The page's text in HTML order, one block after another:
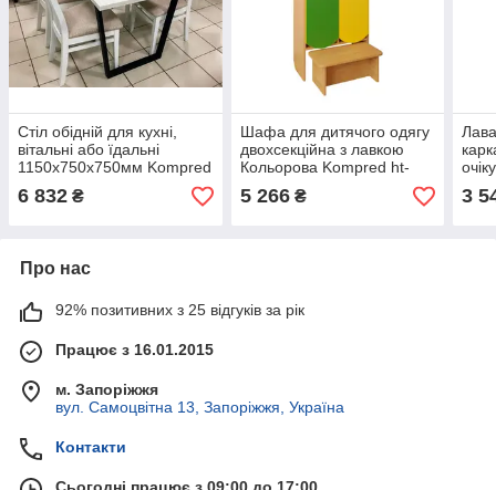
Стіл обідній для кухні,
вітальні або їдальні
1150х750х750мм Kompred
md076
6 832 ₴
Шафа для дитячого одягу
двохсекційна з лавкою
Кольорова Kompred ht-
1550-1
5 266₴ 3
Про нас
92% позитивних з 25 відгуків за рік
Працює з 16.01.2015
м. Запоріжжя
вул. Самоцвітна 13, Запоріжжя, Україна
Контакти